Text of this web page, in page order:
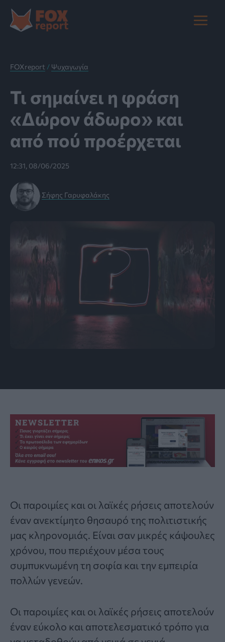
στο
περιεχόμενο
Main
FOXreport / Ψυχαγωγία
Τι σημαίνει η φράση
«Δώρον άδωρο» και
από πού προέρχεται
12:31, 08/06/2025
Σήφης Γαρυφαλάκης
Οι παροιμίες και οι λαϊκές ρήσεις αποτελούν
έναν ανεκτίμητο θησαυρό της πολιτιστικής
μας κληρονομιάς. Είναι σαν μικρές κάψουλες
χρόνου, που περιέχουν μέσα τους
συμπυκνωμένη τη σοφία και την εμπειρία
πολλών γενεών.
Οι παροιμίες και οι λαϊκές ρήσεις αποτελούν
έναν εύκολο και αποτελεσματικό τρόπο για